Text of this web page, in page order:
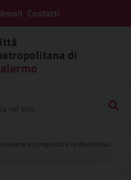
Contatti
di